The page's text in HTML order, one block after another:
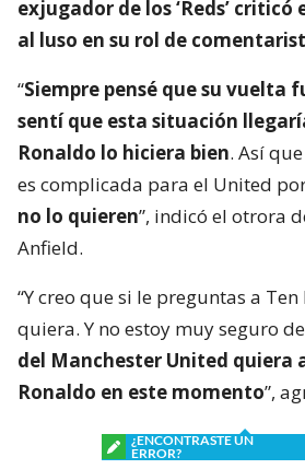
exjugador de los ‘Reds’
al luso en su rol de
“Siempre pensé que su vuelta
sentí que esta situación
Ronaldo lo hiciera bien. Así
es complicada para el United
no lo quieren”, indicó el otrora
Anfield.
“Y creo que si le preguntas a
quiera. Y no estoy muy seguro
del Manchester United quiera
Ronaldo en este momento”,
¿ENCONTRASTE UN
ERROR?